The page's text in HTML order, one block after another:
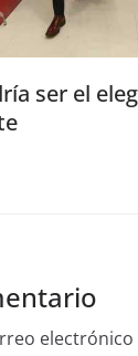
ser el